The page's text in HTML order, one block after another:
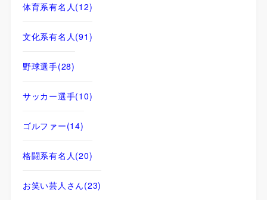
体育系有名人(12)
文化系有名人(91)
野球選手(28)
サッカー選手(10)
ゴルファー(14)
格闘系有名人(20)
お笑い芸人さん(23)